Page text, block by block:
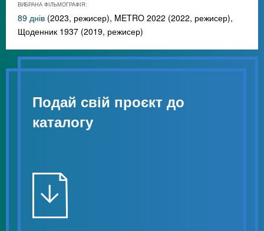
ВИБРАНА ФІЛЬМОГРАФІЯ:
89 днів (2023, режисер), METRO 2022 (2022, режисер),
Щоденник 1937 (2019, режисер)
Подай свій проєкт до
каталогу